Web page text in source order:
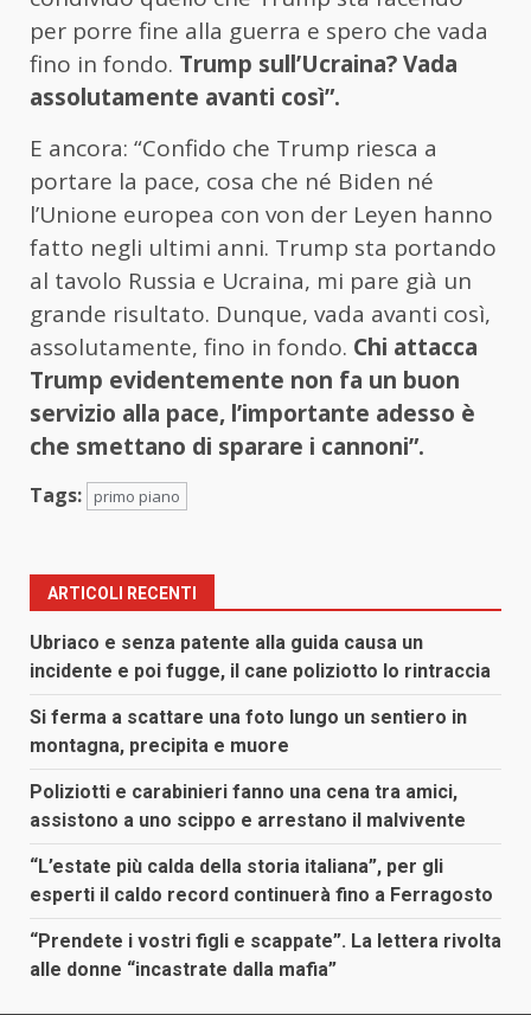
per porre fine alla guerra e spero che vada
fino in fondo. Trump sull’Ucraina? Vada
assolutamente avanti così”.
E ancora: “Confido che Trump riesca a
portare la pace, cosa che né Biden né
l’Unione europea con von der Leyen hanno
fatto negli ultimi anni. Trump sta portando
al tavolo Russia e Ucraina, mi pare già un
grande risultato. Dunque, vada avanti così,
assolutamente, fino in fondo. Chi attacca
Trump evidentemente non fa un buon
servizio alla pace, l’importante adesso è
che smettano di sparare i cannoni”.
Tags: primo piano
ARTICOLI RECENTI
Ubriaco e senza patente alla guida causa un
incidente e poi fugge, il cane poliziotto lo rintraccia
Si ferma a scattare una foto lungo un sentiero in
montagna, precipita e muore
Poliziotti e carabinieri fanno una cena tra amici,
assistono a uno scippo e arrestano il malvivente
“L’estate più calda della storia italiana”, per gli
esperti il caldo record continuerà fino a Ferragosto
“Prendete i vostri figli e scappate”. La lettera rivolta
alle donne “incastrate dalla mafia”